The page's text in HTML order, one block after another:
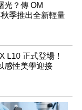
光？傳 OM
季推出全新輕量
L10 正式登場！
感性美學迎接